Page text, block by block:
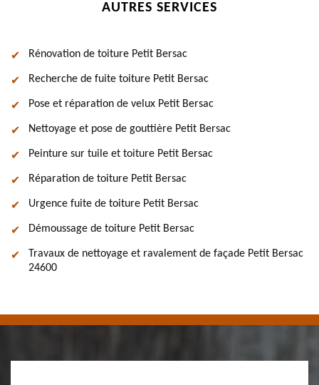
AUTRES SERVICES
Rénovation de toiture Petit Bersac
Recherche de fuite toiture Petit Bersac
Pose et réparation de velux Petit Bersac
Nettoyage et pose de gouttière Petit Bersac
Peinture sur tuile et toiture Petit Bersac
Réparation de toiture Petit Bersac
Urgence fuite de toiture Petit Bersac
Démoussage de toiture Petit Bersac
Travaux de nettoyage et ravalement de façade Petit Bersac
24600